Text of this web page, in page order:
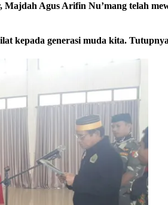
Agus Arifin Nu’mang telah
kepada generasi muda kita.